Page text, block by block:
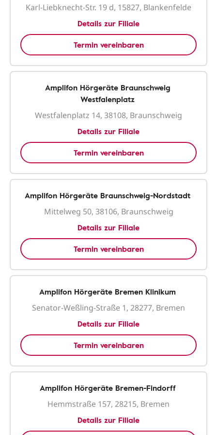
Karl-Liebknecht-Str. 19 d, 15827, Blankenfelde
Details zur Filiale
Termin vereinbaren
Amplifon Hörgeräte Braunschweig
Westfalenplatz
Westfalenplatz 14, 38108, Braunschweig
Details zur Filiale
Termin vereinbaren
Amplifon Hörgeräte Braunschweig-Nordstadt
Mittelweg 50, 38106, Braunschweig
Details zur Filiale
Termin vereinbaren
Amplifon Hörgeräte Bremen Klinikum
Senator-Weßling-Straße 1, 28277, Bremen
Details zur Filiale
Termin vereinbaren
Amplifon Hörgeräte Bremen-Findorff
Hemmstraße 157, 28215, Bremen
Details zur Filiale